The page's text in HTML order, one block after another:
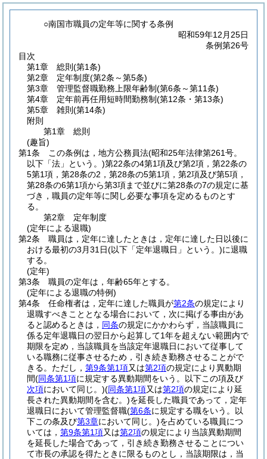
○南国市職員の定年等に関する条例
昭和59年12月25日
条例第26号
目次
第1章
総則 (第1条)
第2章
定年制度(第2条～第5条)
第3章
管理監督職勤務上限年齢制(第6条～第11条)
第4章
定年前再任用短時間勤務制(第12条・第13条)
第5章
雑則 (第14条)
附則
第1章
総則
(趣旨)
第1条
この条例は，地方公務員法(昭和25年法律第261号。
以下「法」という。)第22条の4第1項及び第2項，第22条の
5第1項，第28条の2，第28条の5第1項，第2項及び第5項，
第28条の6第1項から第3項まで並びに第28条の7の規定に基
づき，職員の定年等に関し必要な事項を定めるものとす
る。
第2章
定年制度
(定年による退職)
第2条
職員は，定年に達したときは，定年に達した日以後に
おける最初の3月31日(以下「定年退職日」という。)に退職
する。
(定年)
第3条
職員の定年は，年齢65年とする。
(定年による退職の特例)
第4条
任命権者は，定年に達した職員が第2条の規定により
退職すべきこととなる場合において，次に掲げる事由があ
ると認めるときは， 同条の規定にかかわらず，当該職員に
係る定年退職日の翌日から起算して1年を超えない範囲内で
期限を定め，当該職員を当該定年退職日において従事して
いる職務に従事させるため，引き続き勤務させることがで
きる。 ただし， 第9条第1項又は第2項の規定により異動期
間(同条第1項に規定する異動期間をいう。以下この項及び
次項において同じ。)(同条第1項又は第2項の規定により延
長された異動期間を含む。)を延長した職員であって，定年
退職日において管理監督職(第6条に規定する職をいう。以
下この条及び第3章において同じ。)を占めている職員につ
いては， 第9条第1項又は第2項の規定により当該異動期間
を延長した場合であって，引き続き勤務させることについ
て市長の承認を得たときに限るものとし，当該期限は，当